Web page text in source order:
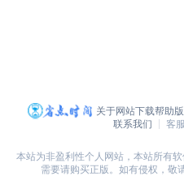
关于网站下载帮助
联系我们
客
本站为非盈利性个人网站，本站所有
需要请购买正版。如有侵权，敬